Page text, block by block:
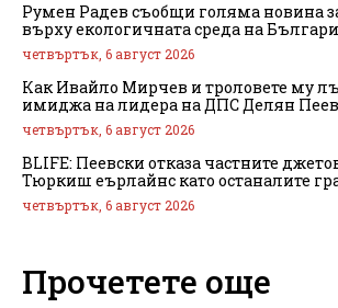
Румен Радев съобщи голяма новина
върху екологичната среда на
четвъртък, 6 август 2026
Как Ивайло Мирчев и троловете му
имиджа на лидера на ДПС Делян
четвъртък, 6 август 2026
BLIFE: Пеевски отказа частните
Тюркиш еърлайнс като останалите
четвъртък, 6 август 2026
Прочетете още